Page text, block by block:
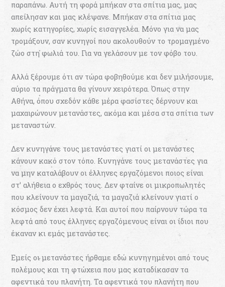
παραπάνω. Αυτή τη φορά μπήκαν στα σπίτια μας, μας
απείλησαν και μας κλέψανε. Μπήκαν στα σπίτια μας
χωρίς κατηγορίες, χωρίς εισαγγελέα. Μόνο για να μας
τρομάξουν, σαν κυνηγοί που ακολουθούν το τρομαγμένο
ζώο στη φωλιά του. Για να γελάσουν με τον φόβο του.
Αλλά ξέρουμε ότι αν τώρα φοβηθούμε και δεν μιλήσουμε,
αύριο τα πράγματα θα γίνουν χειρότερα. Όπως στην
Αθήνα, όπου σχεδόν κάθε μέρα φασίστες δέρνουν και
μαχαιρώνουν μετανάστες, ακόμα και μέσα στα σπίτια των
μεταναστών.
Δεν κυνηγάνε τους μετανάστες γιατί οι μετανάστες
κάνουν κακό στον τόπο. Κυνηγάνε τους μετανάστες για
να μην καταλάβουν οι έλληνες εργαζόμενοι ποιος είναι
στ’ αλήθεια ο εχθρός τους. Δεν φταίνε οι μικροπωλητές
που κλείνουν τα μαγαζιά, τα μαγαζιά κλείνουν γιατί ο
κόσμος δεν έχει λεφτά. Και αυτοί που παίρνουν τώρα τα
λεφτά από τους έλληνες εργαζόμενους είναι οι ίδιοι που
έκαναν κι εμάς μετανάστες.
Εμείς οι μετανάστες ήρθαμε εδώ κυνηγημένοι από τους
πολέμους και τη φτώχεια που μας καταδίκασαν τα
αφεντικά του πλανήτη. Τα αφεντικά του πλανήτη που